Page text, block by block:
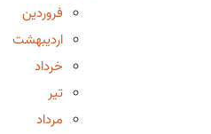
فروردین
اردیبهشت
خرداد
تیر
مرداد